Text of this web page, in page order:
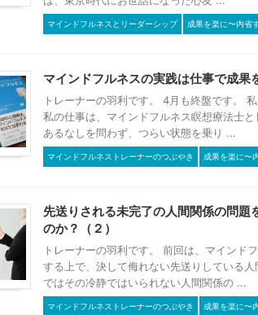
マインドフルネスとリーダーシップ 成果を楽に〜内省
マインドフルネスの実践は仕事で成果
トレーナーの羽利です。 4月も終盤です。
私の仕事は、マインドフルネス瞑想療法士
あるなしを問わず、つらい状態を乗り ...
マインドフルネストレーナーのつぶやき 成果を楽に〜
先送りされる未完了の人間関係の問題
のか？（２）
トレーナーの羽利です。 前回は、マインド
する上で、決して侮れない先送りしている
ではその冷静ではいられない人間関係の ...
マインドフルネストレーナーのつぶやき 成果を楽に〜